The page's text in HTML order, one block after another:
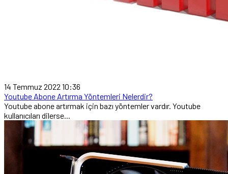
14 Temmuz 2022 10:36
Youtube Abone Artırma Yöntemleri Nelerdir?
Youtube abone artırmak için bazı yöntemler vardır. Youtube
kullanıcıları dilerse...